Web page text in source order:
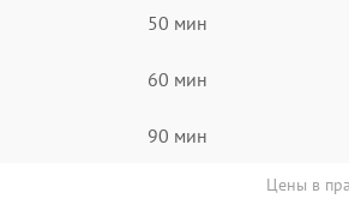
50 мин
60 мин
90 мин
Цены в